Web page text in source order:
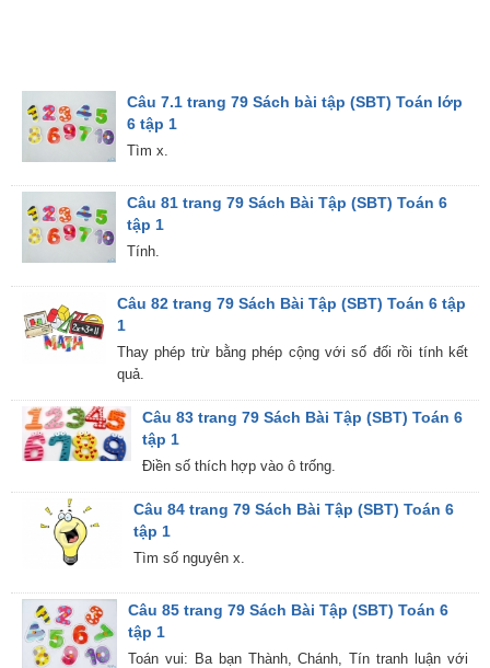
Câu 7.1 trang 79 Sách bài tập (SBT) Toán lớp
6 tập 1
Tìm x.
Câu 81 trang 79 Sách Bài Tập (SBT) Toán 6
tập 1
Tính.
Câu 82 trang 79 Sách Bài Tập (SBT) Toán 6 tập
1
Thay phép trừ bằng phép cộng với số đối rồi tính kết
quả.
Câu 83 trang 79 Sách Bài Tập (SBT) Toán 6
tập 1
Điền số thích hợp vào ô trống.
Câu 84 trang 79 Sách Bài Tập (SBT) Toán 6
tập 1
Tìm số nguyên x.
Câu 85 trang 79 Sách Bài Tập (SBT) Toán 6
tập 1
Toán vui: Ba bạn Thành, Chánh, Tín tranh luận với